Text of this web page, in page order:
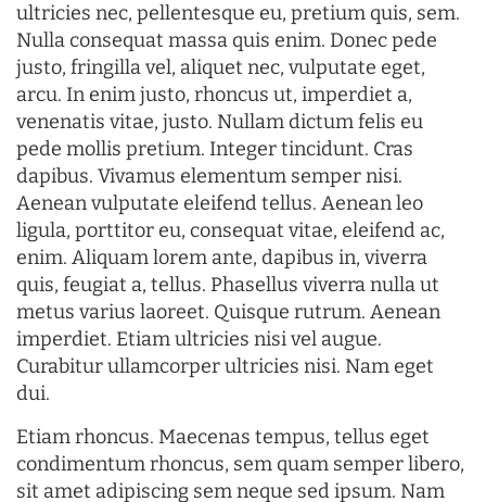
ultricies nec, pellentesque eu, pretium quis, sem.
Nulla consequat massa quis enim. Donec pede
justo, fringilla vel, aliquet nec, vulputate eget,
arcu. In enim justo, rhoncus ut, imperdiet a,
venenatis vitae, justo. Nullam dictum felis eu
pede mollis pretium. Integer tincidunt. Cras
dapibus. Vivamus elementum semper nisi.
Aenean vulputate eleifend tellus. Aenean leo
ligula, porttitor eu, consequat vitae, eleifend ac,
enim. Aliquam lorem ante, dapibus in, viverra
quis, feugiat a, tellus. Phasellus viverra nulla ut
metus varius laoreet. Quisque rutrum. Aenean
imperdiet. Etiam ultricies nisi vel augue.
Curabitur ullamcorper ultricies nisi. Nam eget
dui.
Etiam rhoncus. Maecenas tempus, tellus eget
condimentum rhoncus, sem quam semper libero,
sit amet adipiscing sem neque sed ipsum. Nam